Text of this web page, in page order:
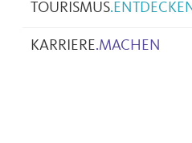
TOURISMUS.
KARRIERE.MACHEN